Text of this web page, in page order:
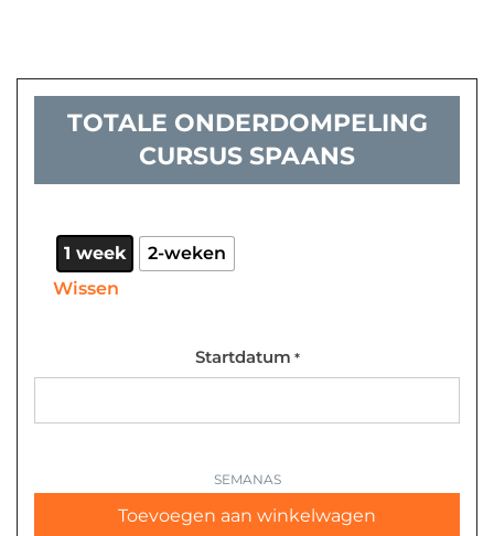
TOTALE ONDERDOMPELING
CURSUS SPAANS
1 week 2-weken
Wissen
Startdatum *
Toevoegen aan winkelwagen